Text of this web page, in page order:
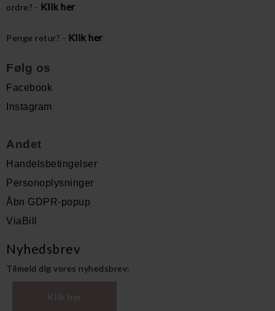
ordre? - Klik her
Penge retur? - Klik her
Følg os
Facebook
Instagram
Andet
Handelsbetingelser
Personoplysninger
Åbn GDPR-popup
ViaBill
Nyhedsbrev
Tilmeld dig vores nyhedsbrev:
Klik her